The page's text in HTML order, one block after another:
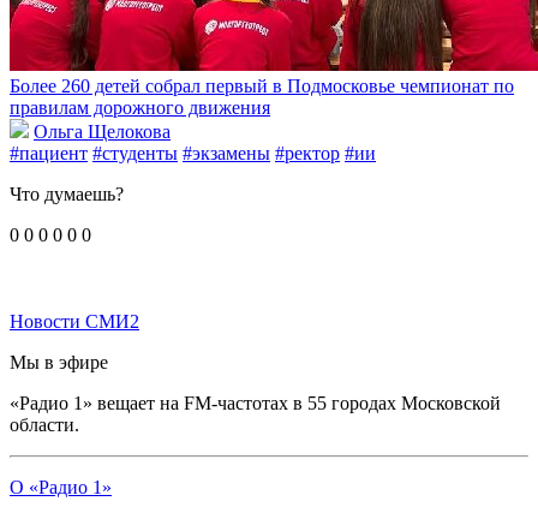
Более 260 детей собрал первый в Подмосковье чемпионат по
правилам дорожного движения
Ольга Щелокова
#пациент #студенты #экзамены #ректор #ии
Что думаешь?
0 0 0 0 0 0
Новости СМИ2
Мы в эфире
«Радио 1» вещает на FM-частотах в 55 городах Московской
области.
О «Радио 1»